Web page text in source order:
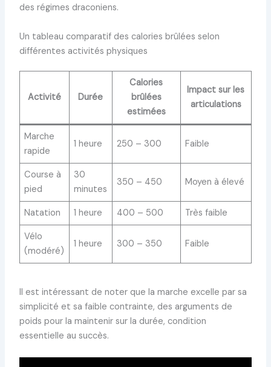
des régimes draconiens.
Un tableau comparatif des calories brûlées selon
différentes activités physiques
Activité Durée
Calories
brûlées
estimées
Impact sur les
articulations
Marche
rapide
1 heure 250 – 300 Faible
Course à
pied
30
minutes
350 – 450 Moyen à élevé
Natation 1 heure 400 – 500 Très faible
Vélo
(modéré)
1 heure 300 – 350 Faible
Il est intéressant de noter que la marche excelle par sa
simplicité et sa faible contrainte, des arguments de
poids pour la maintenir sur la durée, condition
essentielle au succès.